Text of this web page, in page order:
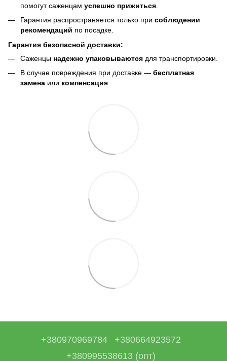
помогут саженцам успешно прижиться
Гарантия распространяется только при соблюдении
рекомендаций по посадке.
Гарантия безопасной доставки:
Саженцы надежно упаковываются для транспортировки.
В случае повреждения при доставке — бесплатная
замена или компенсация
+380970969784
+380664923572
+380995538613 (опт)